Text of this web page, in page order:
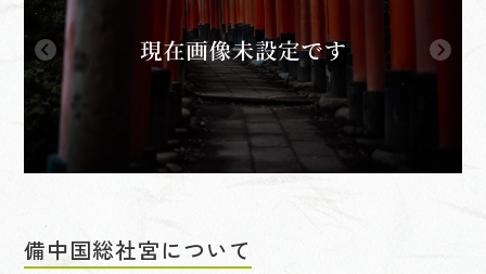
備中国総社宮について